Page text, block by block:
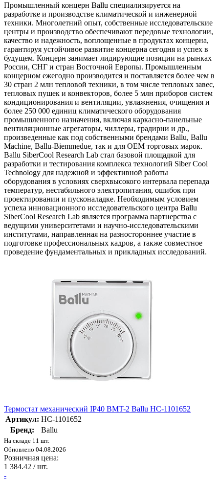
Промышленный концерн Ballu специализируется на
разработке и производстве климатической и инженерной
техники. Многолетний опыт, собственные исследовательские
центры и производство обеспечивают передовые технологии,
качество и надежность, воплощенные в продуктах концерна,
гарантируя устойчивое развитие концерна сегодня и успех в
будущем. Концерн занимает лидирующие позиции на рынках
России, СНГ и стран Восточной Европы. Промышленным
концерном ежегодно производится и поставляется более чем в
30 стран 2 млн тепловой техники, в том числе тепловых завес,
тепловых пушек и конвекторов, более 5 млн приборов систем
кондиционирования и вентиляции, увлажнения, очищения и
более 250 000 единиц климатического оборудования
промышленного назначения, включая каркасно-панельные
вентиляционные агрегаторы, чиллеры, градирни и др.,
произведенные как под собственными брендами Ballu, Ballu
Machine, Ballu-Biemmedue, так и для OEM торговых марок.
Ballu SiberCool Research Lab стал базовой площадкой для
разработки и тестирования комплекса технологий Siber Cool
Technology для надежной и эффективной работы
оборудования в условиях сверхвысокого интервала перепада
температур, нестабильного электропитания, ошибок при
проектировании и пусконаладке. Необходимым условием
успеха инновационного исследовательского центра Ballu
SiberCool Research Lab является программа партнерства с
ведущими университетами и научно-исследовательскими
институтами, направленная на разностороннее участие в
подготовке профессиональных кадров, а также совместное
проведение фундаментальных и прикладных исследований.
Термостат механический IP40 BMT-2 Ballu НС-1101652
Артикул: НС-1101652
Бренд:
Ballu
На складе 11 шт.
Обновлено 04.08.2026
Розничная цена:
1 384.42 / шт.
-